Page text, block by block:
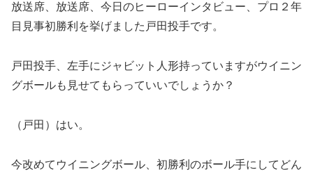
放送席、放送席、今日のヒーローインタビュー、プロ２年
目見事初勝利を挙げました戸田投手です。
戸田投手、左手にジャビット人形持っていますがウイニン
グボールも見せてもらっていいでしょうか？
（戸田）はい。
今改めてウイニングボール、初勝利のボール手にしてどん